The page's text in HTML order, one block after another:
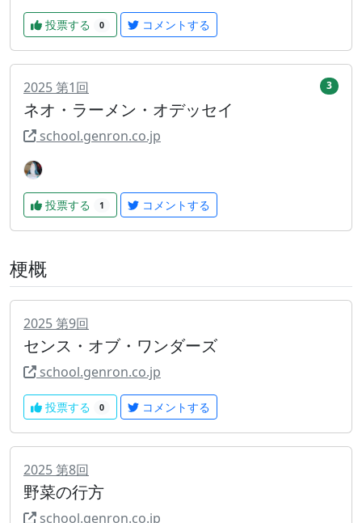
投票する 0 コメントする
2025第1回 3
ネオ・ラーメン・オデッセイ
school.genron.co.jp
投票する 1 コメントする
梗概
2025第9回
センス・オブ・ワンダーズ
school.genron.co.jp
投票する 0 コメントする
2025第8回
野菜の行方
school.genron.co.jp